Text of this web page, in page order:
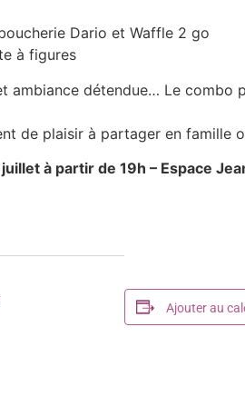
Dario et Waffle 2 go
à figures
ambiance détendue… Le combo
de plaisir à partager en famille
à partir de 19h – Espace
Ajouter au